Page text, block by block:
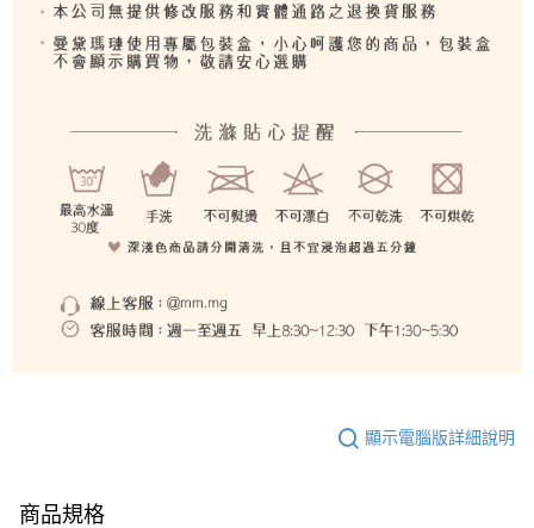
顯示電腦版詳細說明
商品規格